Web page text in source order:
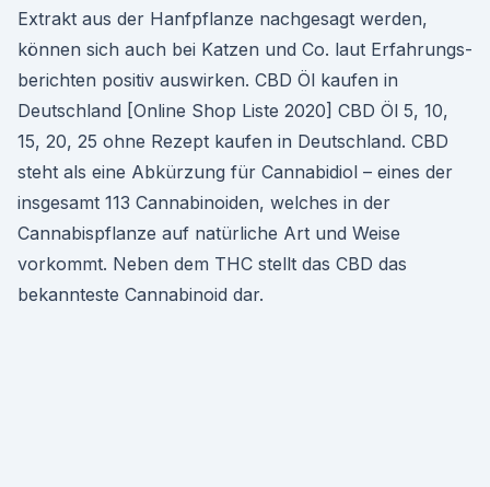
Extrakt aus der Hanfpflanze nachgesagt werden,
können sich auch bei Katzen und Co. laut Erfahrungs­
berichten positiv auswirken. CBD Öl kaufen in
Deutschland [Online Shop Liste 2020] CBD Öl 5, 10,
15, 20, 25 ohne Rezept kaufen in Deutschland. CBD
steht als eine Abkürzung für Cannabidiol – eines der
insgesamt 113 Cannabinoiden, welches in der
Cannabispflanze auf natürliche Art und Weise
vorkommt. Neben dem THC stellt das CBD das
bekannteste Cannabinoid dar.